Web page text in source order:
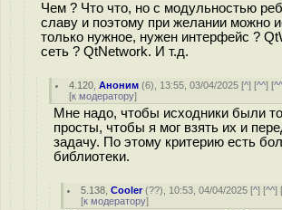
Чем ? Что что, но с модульностью
славу и поэтому при желании можно
только нужное, нужен интерфейс ?
сеть ? QtNetwork. И т.д.
4.120 ,Аноним (6), 13:55, 03/04/2025 [^] [^^] [
[к модератору]
Мне надо, чтобы исходники были
просты, чтобы я мог взять их и
задачу. По этому критерию есть
библиотеки.
5.138 ,Cooler(??), 10:53, 04/04/2025 [^] [^^]
[к модератору]